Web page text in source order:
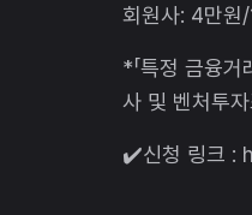
회원사: 4만원
*「특정 금융
사 및 벤처투
✔️신청 링크 :